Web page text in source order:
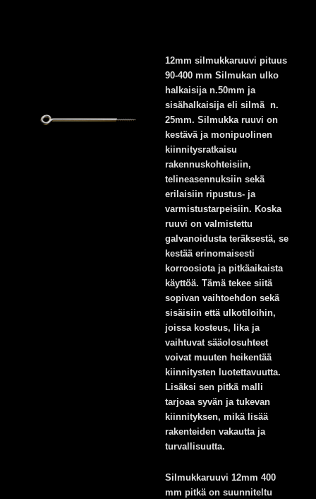
12mm silmukkaruuvi pituus
90-400 mm Silmukan ulko
halkaisija n.50mm ja
sisähalkaisija eli silmä n.
25mm. Silmukka ruuvi on
kestävä ja monipuolinen
kiinnitysratkaisu
rakennuskohteisiin,
telineasennuksiin sekä
erilaisiin ripustus- ja
varmistustarpeisiin. Koska
ruuvi on valmistettu
galvanoidusta teräksestä, se
kestää erinomaisesti
korroosiota ja pitkäaikaista
käyttöä. Tämä tekee siitä
sopivan vaihtoehdon sekä
sisäisiin että ulkotiloihin,
joissa kosteus, lika ja
vaihtuvat sääolosuhteet
voivat muuten heikentää
kiinnitysten luotettavuutta.
Lisäksi sen pitkä malli
tarjoaa syvän ja tukevan
kiinnityksen, mikä lisää
rakenteiden vakautta ja
turvallisuutta.
Silmukkaruuvi 12mm 400
mm pitkä on suunniteltu